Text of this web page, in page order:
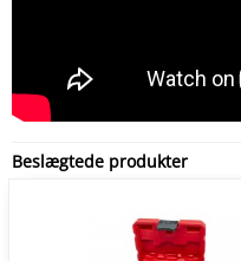
Beslægtede produkter